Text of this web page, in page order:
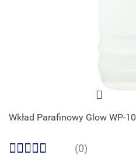
Wkład Parafinowy Glow WP-10
(0)